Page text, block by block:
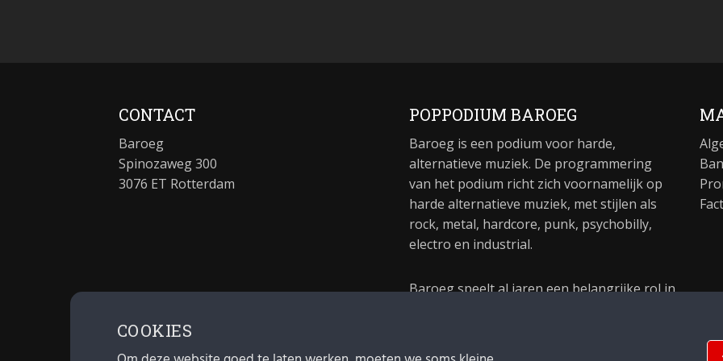
CONTACT
Baroeg
Spinozaweg 300
3076 ET Rotterdam
POPPODIUM BAROEG
Baroeg is een podium voor harde,
alternatieve muziek. De programmering
van het podium richt zich voornamelijk op
harde alternatieve muziek, met stijlen als
rock, metal, hardcore, punk, psychobilly,
electro en industrial.
Baroeg speelt al jaren een belangrijke rol in
COOKIES